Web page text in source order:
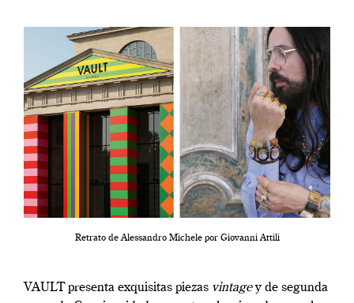
Retrato de Alessandro Michele por Giovanni Attili
VAULT presenta exquisitas piezas vintagey de segunda